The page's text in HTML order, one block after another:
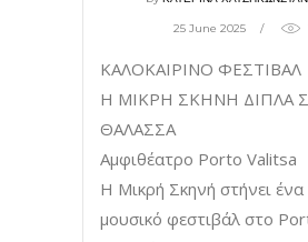
25 June 2025
ΚΑΛΟΚΑΙΡΙΝΟ ΦΕΣΤΙΒΑΛ
Η ΜΙΚΡΗ ΣΚΗΝΗ ΔΙΠΛΑ
ΘΑΛΑΣΣΑ
Αμφιθέατρο Porto Valitsa
Η Μικρή Σκηνή στήνει ένα
μουσικό φεστιβάλ στο